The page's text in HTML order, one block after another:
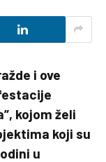
i ove
kojom želi
koji su
u